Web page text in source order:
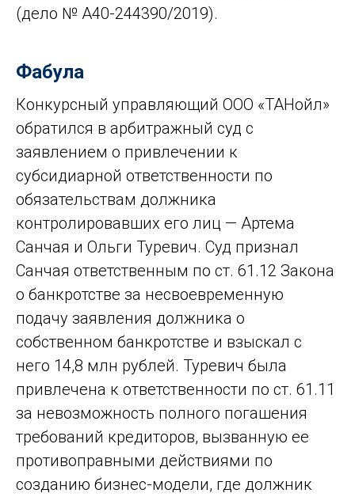
(дело № А40-244390/2019).
Фабула
Конкурсный управляющий ООО «ТАНойл»
обратился в арбитражный суд с
заявлением о привлечении к
субсидиарной ответственности по
обязательствам должника
контролировавших его лиц — Артема
Санчая и Ольги Туревич. Суд признал
Санчая ответственным по ст. 61.12 Закона
о банкротстве за несвоевременную
подачу заявления должника о
собственном банкротстве и взыскал с
него 14,8 млн рублей. Туревич была
привлечена к ответственности по ст. 61.11
за невозможность полного погашения
требований кредиторов, вызванную ее
противоправными действиями по
созданию бизнес-модели, где должник